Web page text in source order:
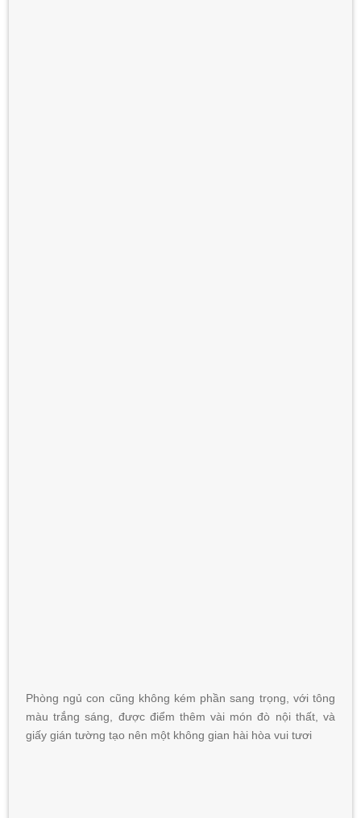
Phòng ngủ con cũng không kém phần sang trọng, với tông
màu trắng sáng, được điểm thêm vài món đò nội thất, và
giấy gián tường tạo nên một không gian hài hòa vui tươi